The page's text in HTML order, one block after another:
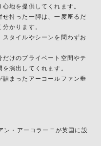
地を提供してくれます。
持った一脚は、一度座るだ
かります。
タイルやシーンを問わずお
けのプライベート空間やテ
演出してくれます。
まったアーコールファン垂
ン・アーコラーニが英国に設